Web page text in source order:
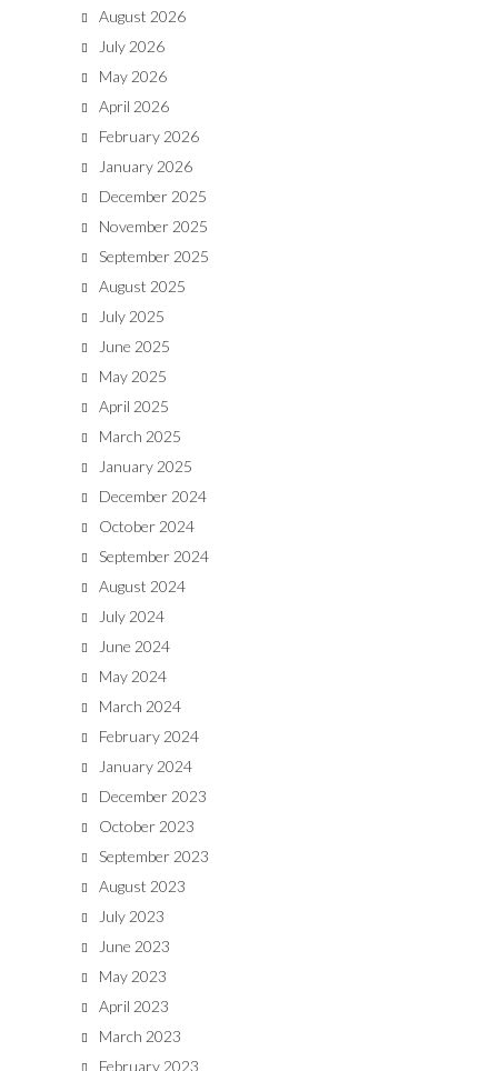
August 2026
July 2026
May 2026
April 2026
February 2026
January 2026
December 2025
November 2025
September 2025
August 2025
July 2025
June 2025
May 2025
April 2025
March 2025
January 2025
December 2024
October 2024
September 2024
August 2024
July 2024
June 2024
May 2024
March 2024
February 2024
January 2024
December 2023
October 2023
September 2023
August 2023
July 2023
June 2023
May 2023
April 2023
March 2023
February 2023